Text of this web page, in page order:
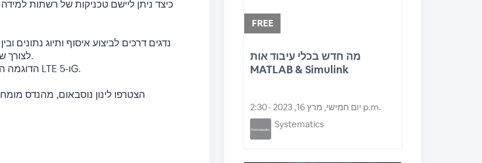
ודרכים יעילות לעבודה עם אותות I/Q לצורך שיפור תוצאות הסיווג.
• הדוגמה הראשית לאורך הוובינר תעסוק בבניית רשת לסיווג אותות LTE ו-5G.
הצטרפו לינון נוסבאום, מהנדס
FREE
מה חדש בכלי עיבוד אות
MATLAB & Simulink
יום חמישי, מרץ 16, 2023 · 2:30 p.m.
Systematics